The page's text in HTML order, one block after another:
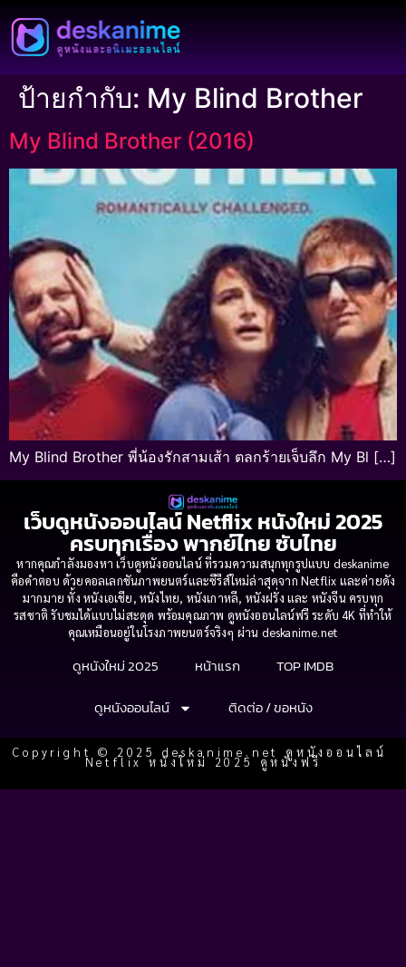
ป้ายกำกับ: My Blind Brother
My Blind Brother (2016)
My Blind Brother พี่น้องรักสามเส้า ตลกร้ายเจ็บลึก My Bl […]
เว็บดูหนังออนไลน์ Netflix หนังใหม่ 2025
ครบทุกเรื่อง พากย์ไทย ซับไทย
หากคุณกำลังมองหา เว็บดูหนังออนไลน์ ที่รวมความสนุกทุกรูปแบบ deskanime
คือคำตอบ ด้วยคอลเลกชันภาพยนตร์และซีรีส์ใหม่ล่าสุดจาก Netflix และค่ายดัง
มากมาย ทั้ง หนังเอเชีย, หนังไทย, หนังเกาหลี, หนังฝรั่ง และ หนังจีน ครบทุก
รสชาติ รับชมได้แบบไม่สะดุด พร้อมคุณภาพ ดูหนังออนไลน์ฟรี ระดับ 4K ที่ทำให้
คุณเหมือนอยู่ในโรงภาพยนตร์จริงๆ ผ่าน deskanime.net
ดูหนังใหม่ 2025 หน้าแรก
TOP IMDB
ดูหนังออนไลน์
ติดต่อ / ขอหนัง
Copyright © 2025 deskanime.net ดูหนังออนไลน์
Netflix หนังใหม่ 2025 ดูหนังฟรี